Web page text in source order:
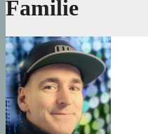
Familie